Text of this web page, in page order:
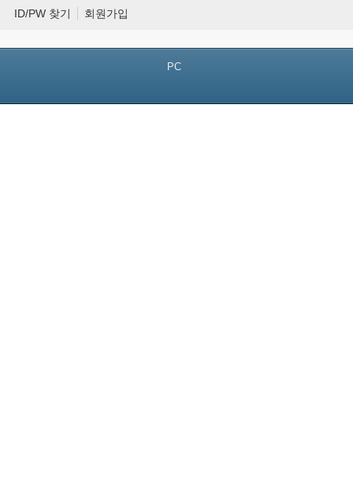
ID/PW 찾기 회원가입
PC